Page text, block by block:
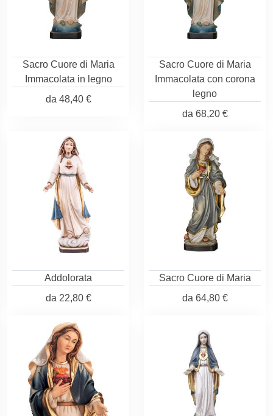
Sacro Cuore di Maria
Immacolata in legno
da 48,40 €
Sacro Cuore di Maria
Immacolata con corona
legno
da 68,20 €
Addolorata
da 22,80 €
Sacro Cuore di Maria
da 64,80 €